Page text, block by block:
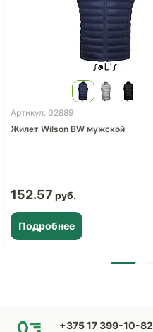
Артикул: 02889
Жилет Wilson BW мужской
152.57
Подробнее
+375 17 399-10-82